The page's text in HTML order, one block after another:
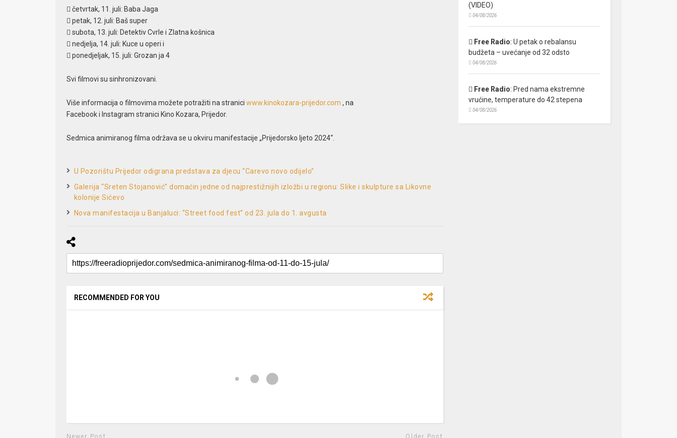
 četvrtak, 11. juli: Baba Jaga
 petak, 12. juli: Baš super
 subota, 13. juli: Detektiv Cvrle i Zlatna košnica
 nedjelja, 14. juli: Kuce u operi i
 ponedjeljak, 15. juli: Grozan ja 4
Svi filmovi su sinhronizovani.
Više informacija o filmovima možete potražiti na stranici www.kinokozara-prijedor.com , na
Facebook i Instagram stranici Kino Kozara, Prijedor.
Sedmica animiranog filma održava se u okviru manifestacije „Prijedorsko ljeto 2024“.
U Pozorištu Prijedor odigrana predstava za djecu “Carevo novo odijelo”
Galerija “Sreten Stojanović” domaćin jedne od najprestižnijih izložbi u regionu: Slike i skulpture sa Likovne
kolonije Sićevo
Nova manifestacija u Banjaluci: “Street food fest” od 23. jula do 1. avgusta
RECOMMENDED FOR YOU
(VIDEO)
04/08/2026
Free Radio: U petak o rebalansu
budžeta – uvećanje od 32 odsto
04/08/2026
Free Radio: Pred nama ekstremne
vrućine, temperature do 42 stepena
04/08/2026